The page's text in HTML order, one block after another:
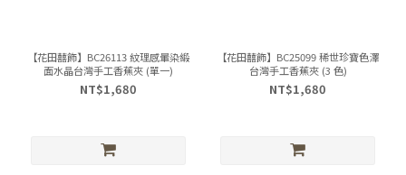
【花田囍飾】BC26113 紋理感暈染緞
面水晶台灣手工香蕉夾 (單一)
NT$1,680
【花田囍飾】BC25099 稀世珍寶色澤
台灣手工香蕉夾 (3 色)
NT$1,680